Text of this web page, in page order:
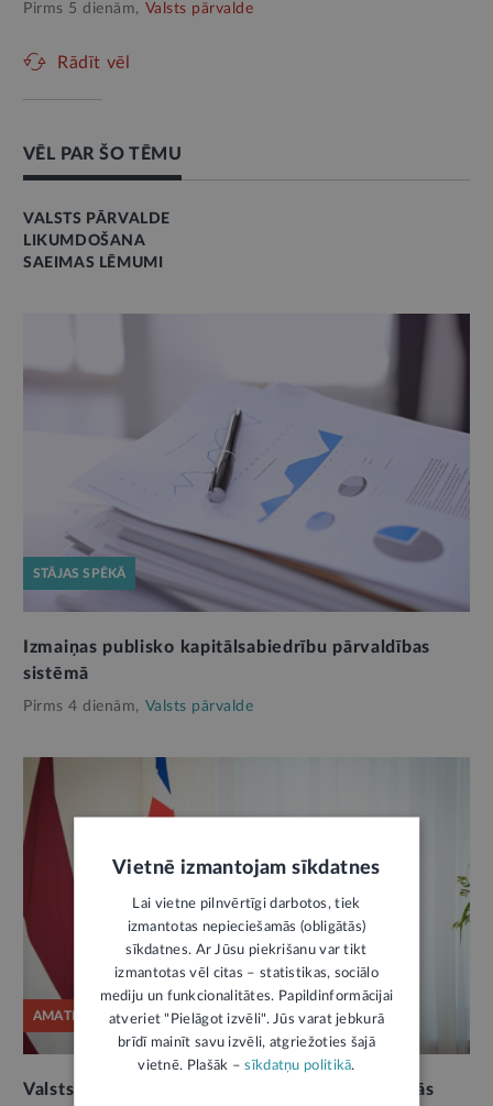
Pirms 5 dienām, Valsts pārvalde
Rādīt vēl
VĒL PAR ŠO TĒMU
VALSTS PĀRVALDE
LIKUMDOŠANA
SAEIMAS LĒMUMI
STĀJAS SPĒKĀ
Izmaiņas publisko kapitālsabiedrību pārvaldības
sistēmā
Pirms 4 dienām, Valsts pārvalde
AMATPERSONAS RUNA
Valsts prezidenta E. Rinkēviča uzruna oficiālajās
Vietnē izmantojam sīkdatnes
Lai vietne pilnvērtīgi darbotos, tiek
izmantotas nepieciešamās (obligātās)
sīkdatnes. Ar Jūsu piekrišanu var tikt
izmantotas vēl citas – statistikas, sociālo
mediju un funkcionalitātes. Papildinformācijai
atveriet "Pielāgot izvēli". Jūs varat jebkurā
brīdī mainīt savu izvēli, atgriežoties šajā
vietnē. Plašāk –sīkdatņu politikā.